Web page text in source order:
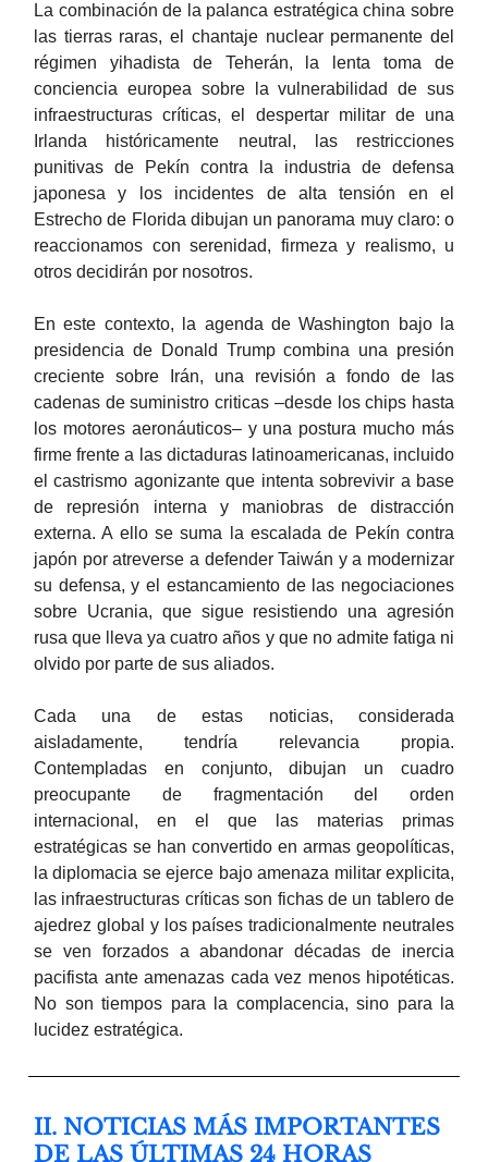
La combinación de la palanca estratégica china sobre
las tierras raras, el chantaje nuclear permanente del
régimen yihadista de Teherán, la lenta toma de
conciencia europea sobre la vulnerabilidad de sus
infraestructuras críticas, el despertar militar de una
Irlanda históricamente neutral, las restricciones
punitivas de Pekín contra la industria de defensa
japonesa y los incidentes de alta tensión en el
Estrecho de Florida dibujan un panorama muy claro: o
reaccionamos con serenidad, firmeza y realismo, u
otros decidirán por nosotros.
En este contexto, la agenda de Washington bajo la
presidencia de Donald Trump combina una presión
creciente sobre Irán, una revisión a fondo de las
cadenas de suministro criticas –desde los chips hasta
los motores aeronáuticos– y una postura mucho más
firme frente a las dictaduras latinoamericanas, incluido
el castrismo agonizante que intenta sobrevivir a base
de represión interna y maniobras de distracción
externa. A ello se suma la escalada de Pekín contra
japón por atreverse a defender Taiwán y a modernizar
su defensa, y el estancamiento de las negociaciones
sobre Ucrania, que sigue resistiendo una agresión
rusa que lleva ya cuatro años y que no admite fatiga ni
olvido por parte de sus aliados.
Cada una de estas noticias, considerada
aisladamente, tendría relevancia propia.
Contempladas en conjunto, dibujan un cuadro
preocupante de fragmentación del orden
internacional, en el que las materias primas
estratégicas se han convertido en armas geopolíticas,
la diplomacia se ejerce bajo amenaza militar explicita,
las infraestructuras críticas son fichas de un tablero de
ajedrez global y los países tradicionalmente neutrales
se ven forzados a abandonar décadas de inercia
pacifista ante amenazas cada vez menos hipotéticas.
No son tiempos para la complacencia, sino para la
lucidez estratégica.
II. NOTICIAS MÁS IMPORTANTES
DE LAS ÚLTIMAS 24 HORAS